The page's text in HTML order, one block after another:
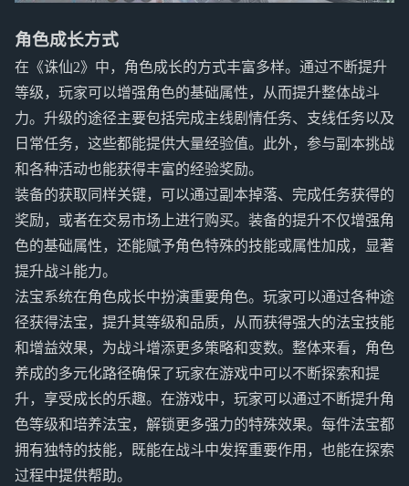
角色成长方式
在《诛仙2》中，角色成长的方式丰富多样。通过不断提升
等级，玩家可以增强角色的基础属性，从而提升整体战斗
力。升级的途径主要包括完成主线剧情任务、支线任务以及
日常任务，这些都能提供大量经验值。此外，参与副本挑战
和各种活动也能获得丰富的经验奖励。
装备的获取同样关键，可以通过副本掉落、完成任务获得的
奖励，或者在交易市场上进行购买。装备的提升不仅增强角
色的基础属性，还能赋予角色特殊的技能或属性加成，显著
提升战斗能力。
法宝系统在角色成长中扮演重要角色。玩家可以通过各种途
径获得法宝，提升其等级和品质，从而获得强大的法宝技能
和增益效果，为战斗增添更多策略和变数。整体来看，角色
养成的多元化路径确保了玩家在游戏中可以不断探索和提
升，享受成长的乐趣。在游戏中，玩家可以通过不断提升角
色等级和培养法宝，解锁更多强力的特殊效果。每件法宝都
拥有独特的技能，既能在战斗中发挥重要作用，也能在探索
过程中提供帮助。